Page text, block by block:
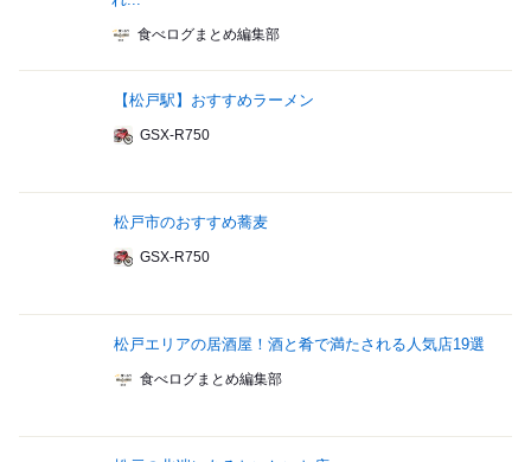
食べログまとめ編集部
【松戸駅】おすすめラーメン
GSX-R750
松戸市のおすすめ蕎麦
GSX-R750
松戸エリアの居酒屋！酒と肴で満たされる人気店19選
食べログまとめ編集部